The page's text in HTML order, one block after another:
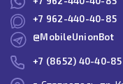
+7 962-440-40-85
@MobileUnionBot
+7 (8652) 40-40-85